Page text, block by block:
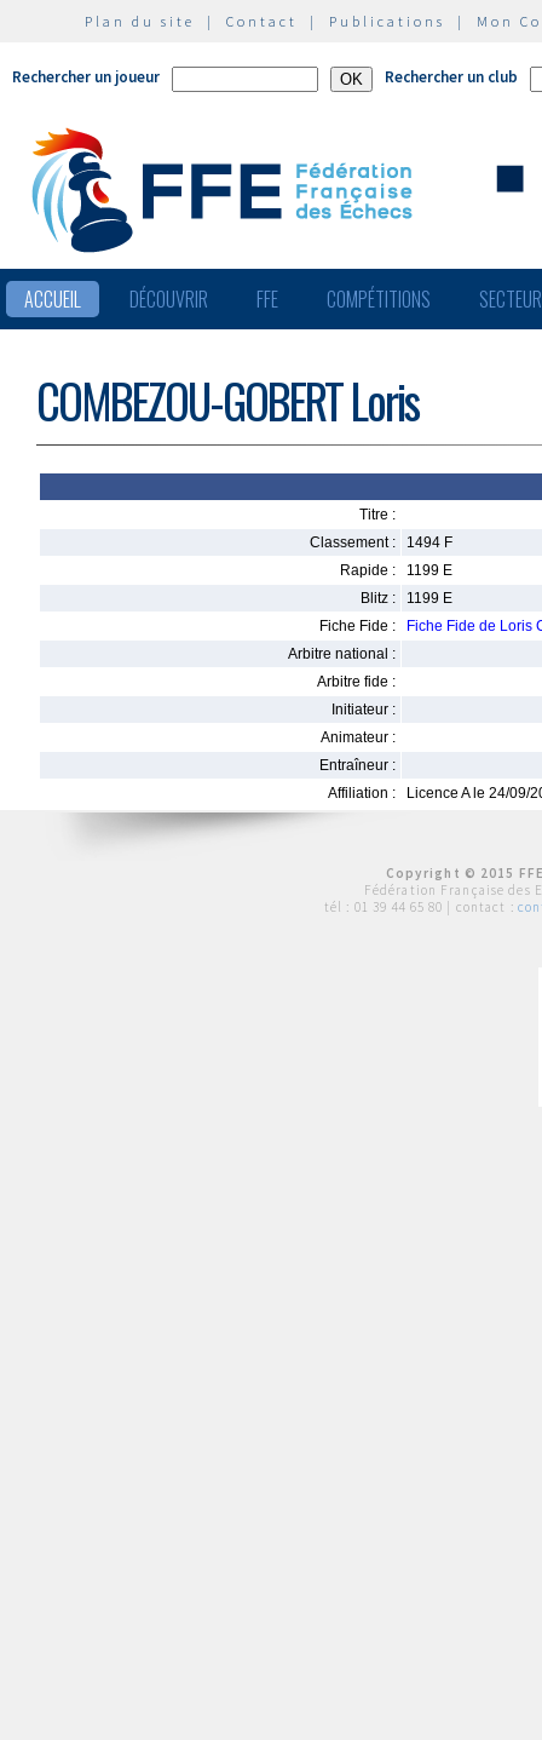
Plan du site | Contact | Publications | Mon
Rechercher un joueur Rechercher un club
ACCUEIL DÉCOUVRIR FFE COMPÉTITIONS
COMBEZOU-GOBERT Loris
Titre :
Classement :
1494 F
Rapide :
1199 E
Blitz :
1199 E
Fiche Fide :
Fiche Fide de Loris
Arbitre national :
Arbitre fide :
Initiateur :
Animateur :
Entraîneur :
Affiliation :
Licence A le 24/09/
Copyright © 2015
Fédération Française des
tél : 01 39 44 65 80 | contact :